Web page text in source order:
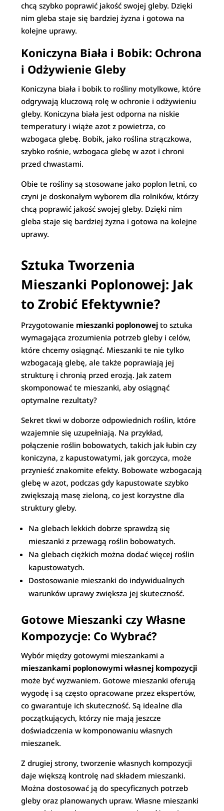
chcą szybko poprawić jakość swojej gleby. Dzięki
nim gleba staje się bardziej żyzna i gotowa na
kolejne uprawy.
Koniczyna Biała i Bobik: Ochrona
i Odżywienie Gleby
Koniczyna biała i bobik to rośliny motylkowe, które
odgrywają kluczową rolę w ochronie i odżywieniu
gleby. Koniczyna biała jest odporna na niskie
temperatury i wiąże azot z powietrza, co
wzbogaca glebę. Bobik, jako roślina strączkowa,
szybko rośnie, wzbogaca glebę w azot i chroni
przed chwastami.
Obie te rośliny są stosowane jako poplon letni, co
czyni je doskonałym wyborem dla rolników, którzy
chcą poprawić jakość swojej gleby. Dzięki nim
gleba staje się bardziej żyzna i gotowa na kolejne
uprawy.
Sztuka Tworzenia
Mieszanki Poplonowej: Jak
to Zrobić Efektywnie?
Przygotowanie mieszanki poplonowej to sztuka
wymagająca zrozumienia potrzeb gleby i celów,
które chcemy osiągnąć. Mieszanki te nie tylko
wzbogacają glebę, ale także poprawiają jej
strukturę i chronią przed erozją. Jak zatem
skomponować te mieszanki, aby osiągnąć
optymalne rezultaty?
Sekret tkwi w doborze odpowiednich roślin, które
wzajemnie się uzupełniają. Na przykład,
połączenie roślin bobowatych, takich jak łubin czy
koniczyna, z kapustowatymi, jak gorczyca, może
przynieść znakomite efekty. Bobowate wzbogacają
glebę w azot, podczas gdy kapustowate szybko
zwiększają masę zieloną, co jest korzystne dla
struktury gleby.
Na glebach lekkich dobrze sprawdzą się
mieszanki z przewagą roślin bobowatych.
Na glebach ciężkich można dodać więcej roślin
kapustowatych.
Dostosowanie mieszanki do indywidualnych
warunków uprawy zwiększa jej skuteczność.
Gotowe Mieszanki czy Własne
Kompozycje: Co Wybrać?
Wybór między gotowymi mieszankami a
mieszankami poplonowymi własnej kompozycji
może być wyzwaniem. Gotowe mieszanki oferują
wygodę i są często opracowane przez ekspertów,
co gwarantuje ich skuteczność. Są idealne dla
początkujących, którzy nie mają jeszcze
doświadczenia w komponowaniu własnych
mieszanek.
Z drugiej strony, tworzenie własnych kompozycji
daje większą kontrolę nad składem mieszanki.
Można dostosować ją do specyficznych potrzeb
gleby oraz planowanych upraw. Własne mieszanki